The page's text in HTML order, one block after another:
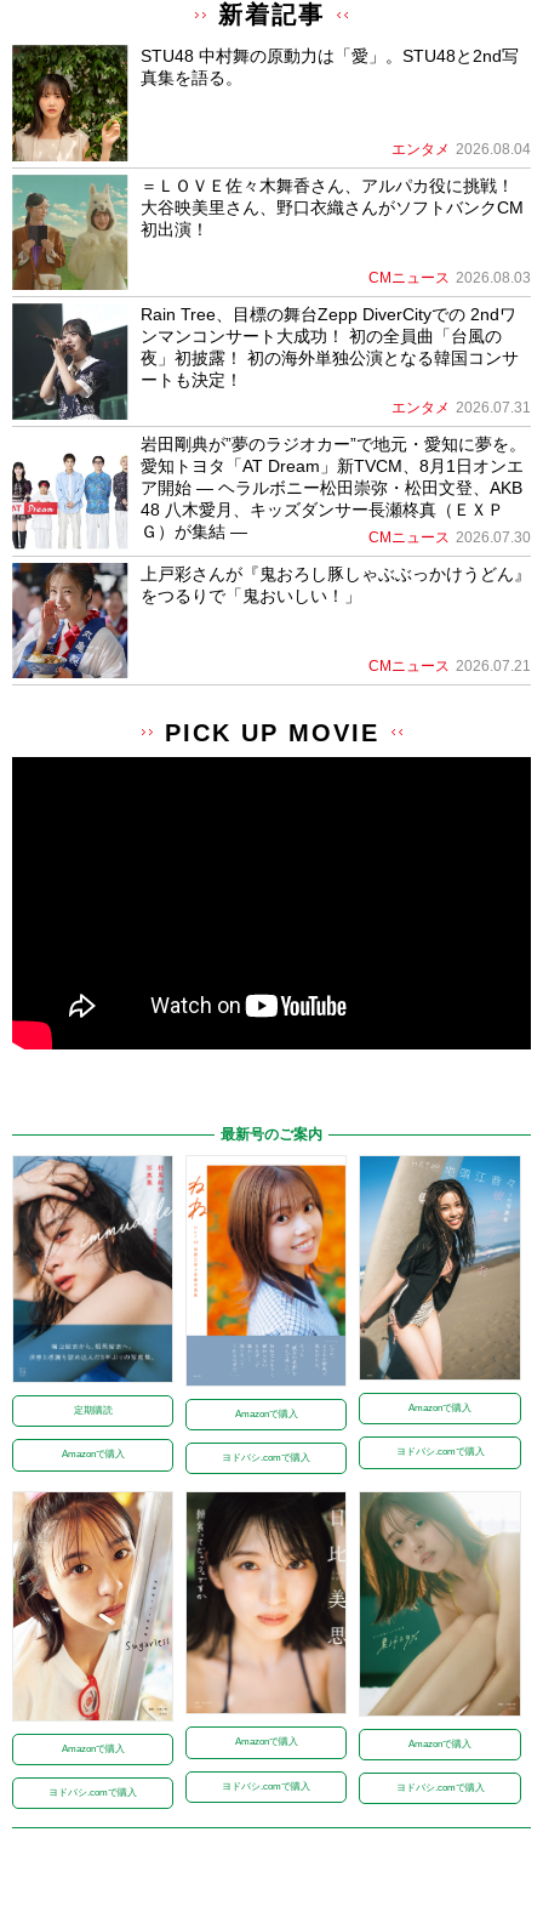
新着記事
STU48 中村舞の原動力は「愛」。STU48と2nd写
真集を語る。
エンタメ 2026.08.04
＝ＬＯＶＥ佐々木舞香さん、アルパカ役に挑戦！
大谷映美里さん、野口衣織さんがソフトバンクCM
初出演！
CMニュース 2026.08.03
Rain Tree、目標の舞台Zepp DiverCityでの 2ndワ
ンマンコンサート大成功！ 初の全員曲「台風の
夜」初披露！ 初の海外単独公演となる韓国コンサ
ートも決定！
エンタメ 2026.07.31
岩田剛典が”夢のラジオカー”で地元・愛知に夢を。
愛知トヨタ「AT Dream」新TVCM、8月1日オンエ
ア開始 ― ヘラルボニー松田崇弥・松田文登、AKB
48 八木愛月、キッズダンサー長瀬柊真（ＥＸＰ
Ｇ）が集結 ―
CMニュース 2026.07.30
上戸彩さんが『鬼おろし豚しゃぶぶっかけうどん』
をつるりで「鬼おいしい！」
CMニュース 2026.07.21
PICK UP MOVIE
最新号のご案内
定期購読
Amazonで購入
Amazonで購入
ヨドバシ.comで購入
Amazonで購入
ヨドバシ.comで購入
Amazonで購入
ヨドバシ.comで購入
Amazonで購入
ヨドバシ.comで購入
Amazonで購入
ヨドバシ.comで購入